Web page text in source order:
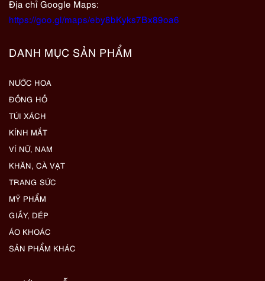
Địa chỉ Google Maps:
https://goo.gl/maps/eby8bKyks7Bx89oa6
DANH MỤC SẢN PHẨM
NƯỚC HOA
ĐỒNG HỒ
TÚI XÁCH
KÍNH MẮT
VÍ NỮ, NAM
KHĂN, CÀ VẠT
TRANG SỨC
MỸ PHẨM
GIẦY, DÉP
ÁO KHOÁC
SẢN PHẨM KHÁC